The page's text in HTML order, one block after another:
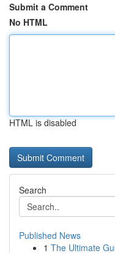
Submit a Comment
No HTML
HTML is disabled
Search
Published News
1 The Ultimate